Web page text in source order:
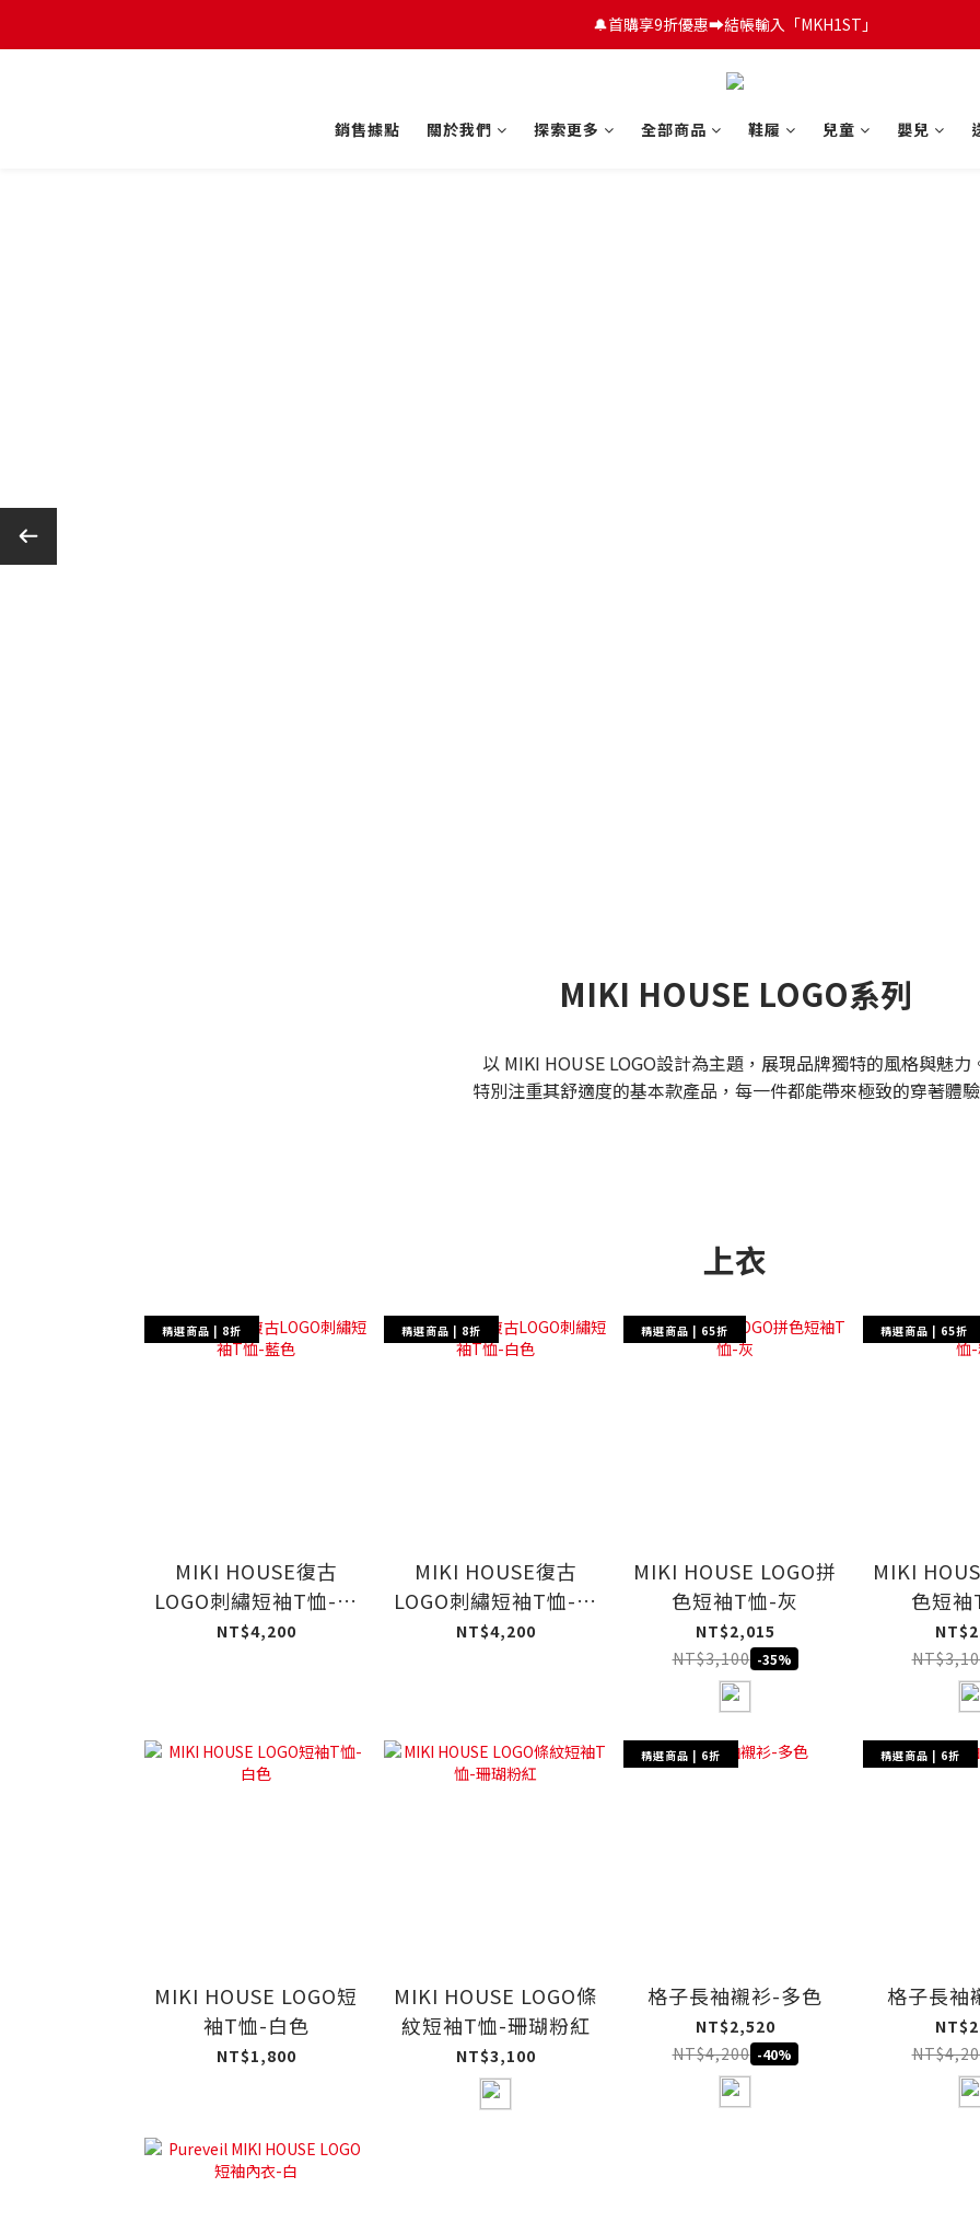
😍FUN暑假！童裝開心購【滿$3,000，送$300 (最高回饋$1,200)💌】
🔔首購享9折優惠➡️結帳輸入「MKH1ST」
😍FUN暑假！童裝開心購【滿$3,000，送$300 (最高回饋$1,200)💌】
銷售據點 關於我們 探索更多 全部商品 鞋履 兒童 嬰兒
MIKI HOUSE LOGO系列
以 MIKI HOUSE LOGO設計為主題，展現品牌獨特的風格與魅力
特別注重其舒適度的基本款產品，每一件都能帶來極致的穿著體
上衣
精選商品 | 8折
MIKI HOUSE復古
LOGO刺繡短袖T恤-藍
色
NT$4,200
精選商品 | 8折
MIKI HOUSE復古
LOGO刺繡短袖T恤-白
色
NT$4,200
精選商品 | 65折
MIKI HOUSE LOGO拼
色短袖T恤-灰
NT$2,015
NT$3,100 -35%
精選商品 | 65折
MIKI
色短
MIKI HOUSE LOGO短
袖T恤-白色
NT$1,800
MIKI HOUSE LOGO條
紋短袖T恤-珊瑚粉紅
NT$3,100
精選商品 | 6折
格子長袖襯衫-多色
NT$2,520
NT$4,200 -40%
精選商品 | 6折
格子長袖